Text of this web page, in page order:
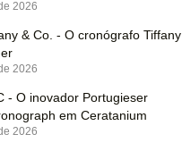
2026
& Co. - O cronógrafo Tiffany
2026
- O inovador Portugieser
em Ceratanium
2026